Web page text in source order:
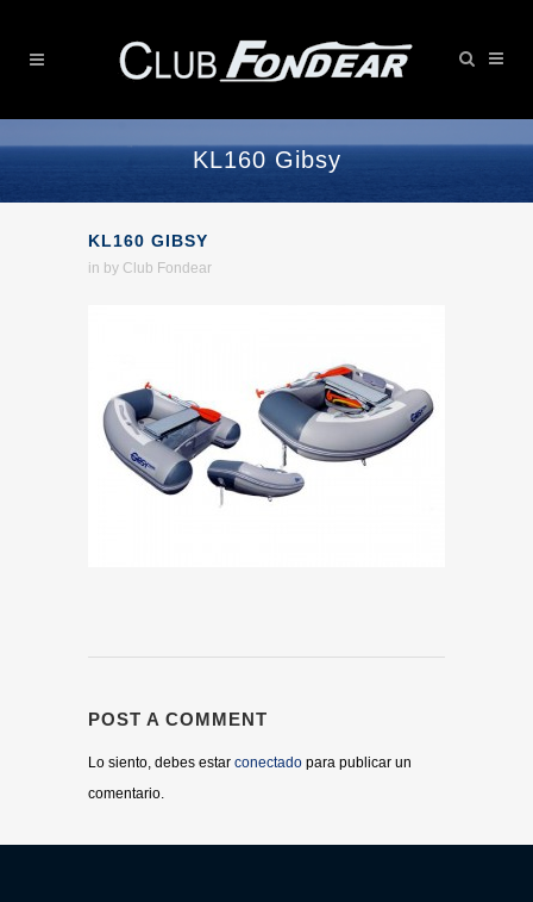
KL160 Gibsy
KL160 GIBSY
in by Club Fondear
POST A COMMENT
Lo siento, debes estar conectado para publicar un
comentario.